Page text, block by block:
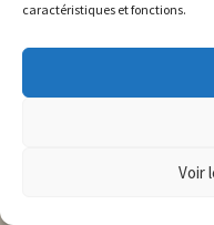
caractéristiques et fonctions.
Voir